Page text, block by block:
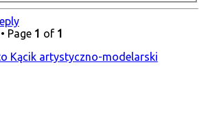
Page 1 of 1
Kącik artystyczno-modelarski